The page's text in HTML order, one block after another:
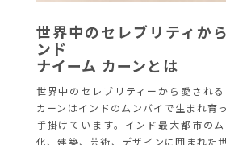
世界中のセレブリティか
ンド
ナイーム カーンとは
世界中のセレブリティーから愛され
カーンはインドのムンバイで生まれ育
手掛けています。インド最大都市の
化、建築、芸術、デザインに囲まれた